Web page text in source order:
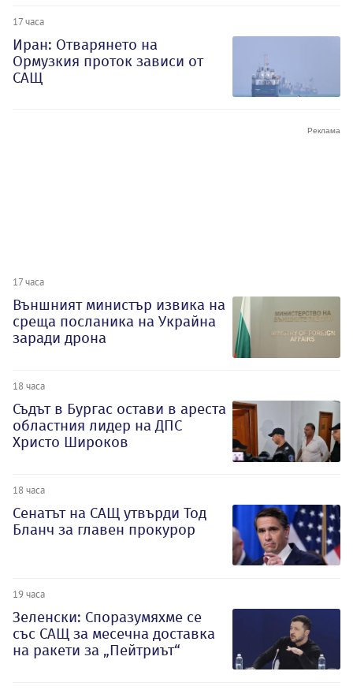
17 часа
Иран: Отварянето на
Ормузкия проток зависи от
САЩ
17 часа
Външният министър извика на
среща посланика на Украйна
заради дрона
18 часа
Съдът в Бургас остави в ареста
областния лидер на ДПС
Христо Широков
18 часа
Сенатът на САЩ утвърди Тод
Бланч за главен прокурор
19 часа
Зеленски: Споразумяхме се
със САЩ за месечна доставка
на ракети за „Пейтриът“